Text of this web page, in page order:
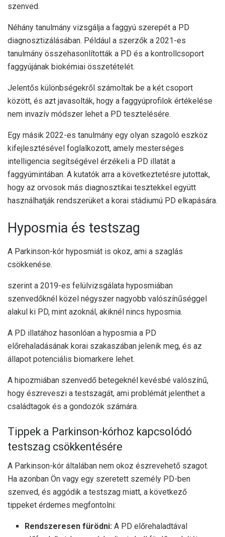
szenved.
Néhány tanulmány vizsgálja a faggyú szerepét a PD
diagnosztizálásában. Például a szerzők a 2021-es
tanulmány összehasonlították a PD és a kontrollcsoport
faggyújának biokémiai összetételét.
Jelentős különbségekről számoltak be a két csoport
között, és azt javasolták, hogy a faggyúprofilok értékelése
nem invazív módszer lehet a PD tesztelésére.
Egy másik 2022-es tanulmány egy olyan szagoló eszköz
kifejlesztésével foglalkozott, amely mesterséges
intelligencia segítségével érzékeli a PD illatát a
faggyúmintában. A kutatók arra a következtetésre jutottak,
hogy az orvosok más diagnosztikai tesztekkel együtt
használhatják rendszerüket a korai stádiumú PD elkapására.
Hyposmia és testszag
A Parkinson-kór hyposmiát is okoz, ami a szaglás
csökkenése.
szerint a 2019-es felülvizsgálata hyposmiában
szenvedőknél közel négyszer nagyobb valószínűséggel
alakul ki PD, mint azoknál, akiknél nincs hyposmia.
A PD illatához hasonlóan a hyposmia a PD
előrehaladásának korai szakaszában jelenik meg, és az
állapot potenciális biomarkere lehet.
A hipozmiában szenvedő betegeknél kevésbé valószínű,
hogy észreveszi a testszagát, ami problémát jelenthet a
családtagok és a gondozók számára.
Tippek a Parkinson-kórhoz kapcsolódó
testszag csökkentésére
A Parkinson-kór általában nem okoz észrevehető szagot.
Ha azonban Ön vagy egy szeretett személy PD-ben
szenved, és aggódik a testszag miatt, a következő
tippeket érdemes megfontolni:
Rendszeresen fürödni: A PD előrehaladtával